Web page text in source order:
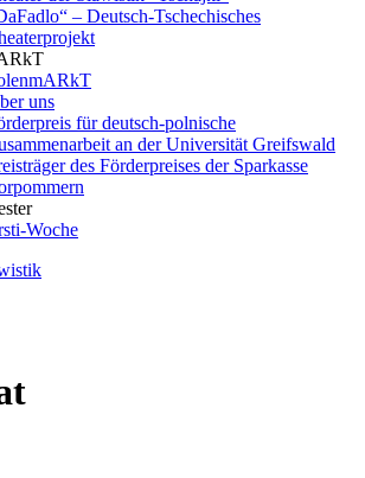
– Deutsch-Tschechisches
uns
für deutsch-polnische
an der Universität Greifswald
des Förderpreises der Sparkasse
Woche